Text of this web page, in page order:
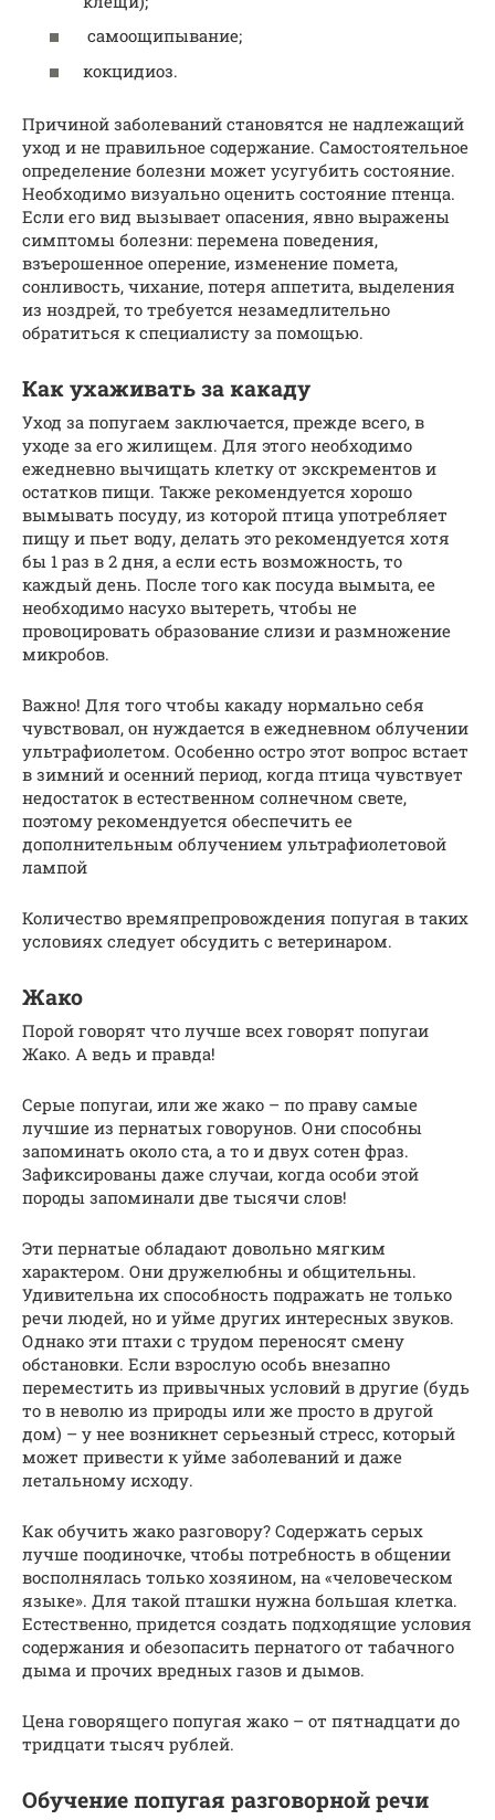
самоощипывание;
кокцидиоз.
Причиной заболеваний становятся не надлежащий
уход и не правильное содержание. Самостоятельное
определение болезни может усугубить состояние.
Необходимо визуально оценить состояние птенца.
Если его вид вызывает опасения, явно выражены
симптомы болезни: перемена поведения,
взъерошенное оперение, изменение помета,
сонливость, чихание, потеря аппетита, выделения
из ноздрей, то требуется незамедлительно
обратиться к специалисту за помощью.
Как ухаживать за какаду
Уход за попугаем заключается, прежде всего, в
уходе за его жилищем. Для этого необходимо
ежедневно вычищать клетку от экскрементов и
остатков пищи. Также рекомендуется хорошо
вымывать посуду, из которой птица употребляет
пищу и пьет воду, делать это рекомендуется хотя
бы 1 раз в 2 дня, а если есть возможность, то
каждый день. После того как посуда вымыта, ее
необходимо насухо вытереть, чтобы не
провоцировать образование слизи и размножение
микробов.
Важно! Для того чтобы какаду нормально себя
чувствовал, он нуждается в ежедневном облучении
ультрафиолетом. Особенно остро этот вопрос встает
в зимний и осенний период, когда птица чувствует
недостаток в естественном солнечном свете,
поэтому рекомендуется обеспечить ее
дополнительным облучением ультрафиолетовой
лампой
Количество времяпрепровождения попугая в таких
условиях следует обсудить с ветеринаром.
Жако
Порой говорят что лучше всех говорят попугаи
Жако. А ведь и правда!
Серые попугаи, или же жако – по праву самые
лучшие из пернатых говорунов. Они способны
запоминать около ста, а то и двух сотен фраз.
Зафиксированы даже случаи, когда особи этой
породы запоминали две тысячи слов!
Эти пернатые обладают довольно мягким
характером. Они дружелюбны и общительны.
Удивительна их способность подражать не только
речи людей, но и уйме других интересных звуков.
Однако эти птахи с трудом переносят смену
обстановки. Если взрослую особь внезапно
переместить из привычных условий в другие (будь
то в неволю из природы или же просто в другой
дом) – у нее возникнет серьезный стресс, который
может привести к уйме заболеваний и даже
летальному исходу.
Как обучить жако разговору? Содержать серых
лучше поодиночке, чтобы потребность в общении
восполнялась только хозяином, на «человеческом
языке». Для такой пташки нужна большая клетка.
Естественно, придется создать подходящие условия
содержания и обезопасить пернатого от табачного
дыма и прочих вредных газов и дымов.
Цена говорящего попугая жако – от пятнадцати до
тридцати тысяч рублей.
Обучение попугая разговорной речи